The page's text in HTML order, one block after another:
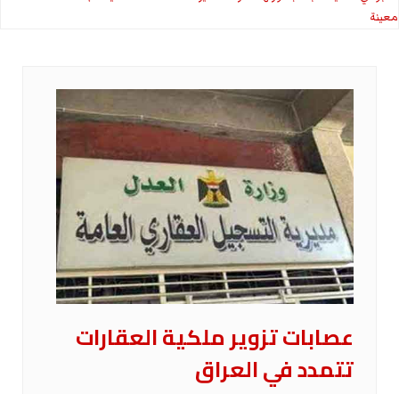
معينة
عصابات تزوير ملكية العقارات
تتمدد في العراق